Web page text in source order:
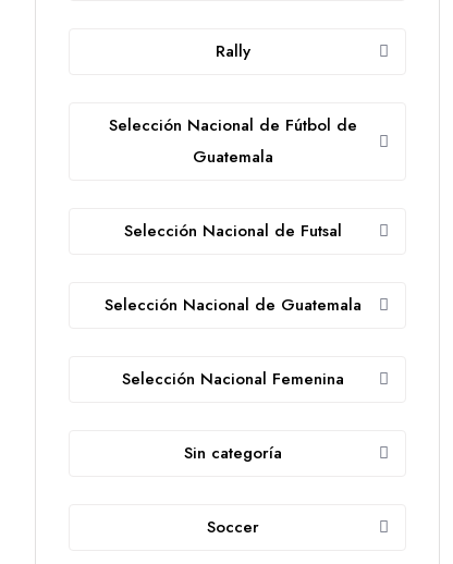
Rally
Selección Nacional de Fútbol de
Guatemala
Selección Nacional de Futsal
Selección Nacional de Guatemala
Selección Nacional Femenina
Sin categoría
Soccer